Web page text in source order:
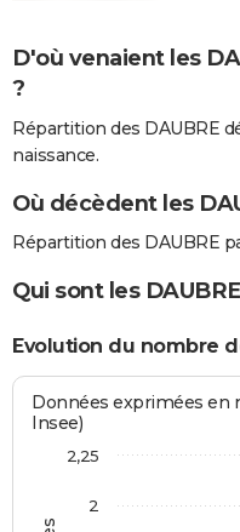
D'où venaient les
?
Répartition des DAUBRE
naissance.
Où décèdent les
Répartition des DAUBRE
Qui sont les
Evolution du nombre
Données exprimées en
Insee)
2
2,25